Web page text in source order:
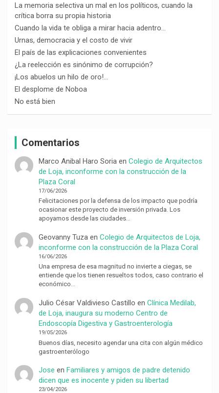
La memoria selectiva un mal en los políticos, cuando la
crítica borra su propia historia
Cuando la vida te obliga a mirar hacia adentro…
Urnas, democracia y el costo de vivir
El país de las explicaciones convenientes
¿La reelección es sinónimo de corrupción?
¡Los abuelos un hilo de oro!…
El desplome de Noboa
No está bien
Comentarios
Marco Anibal Haro Soriaen Colegio de Arquitectos
de Loja, inconforme con la construcción de la
Plaza Coral
17/06/2026
Felicitaciones por la defensa de los impacto que podría
ocasionar este proyecto de inversión privada. Los
apoyamos desde las ciudades…
Geovanny Tuzaen Colegio de Arquitectos de Loja,
inconforme con la construcción de la Plaza Coral
16/06/2026
Una empresa de esa magnitud no invierte a ciegas, se
entiende que los tienen resueltos todos, caso contrario el
económico…
Julio César Valdivieso Castillo en Clínica Medilab,
de Loja, inaugura su moderno Centro de
Endoscopía Digestiva y Gastroenterología
19/05/2026
Buenos días, necesito agendar una cita con algún médico
gastroenterólogo
Jose en Familiares y amigos de padre detenido
dicen que es inocente y piden su libertad
23/04/2026